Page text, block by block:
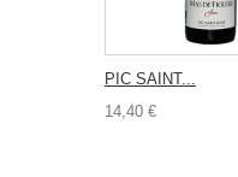
PIC SAINT...
14,40 €